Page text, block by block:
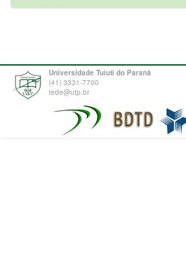
Universidade Tuiuti do Paraná
(41) 3331-7700
tede@utp.br